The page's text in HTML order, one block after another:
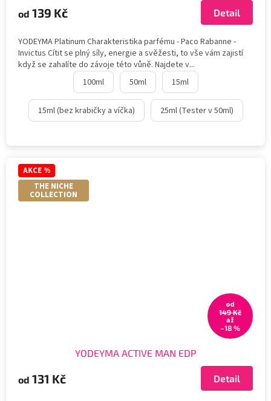
od 139 Kč Detail
YODEYMA Platinum Charakteristika parfému - Paco Rabanne -
Invictus Cítit se plný síly, energie a svěžesti, to vše vám zajistí
když se zahalíte do závoje této vůně. Najdete v...
100ml
50ml 15ml
15ml (bez krabičky a víčka) 25ml (Tester v 50ml)
AKCE %
THE NICHE
COLLECTION
od
149 Kč
až
–18 %
YODEYMA ACTIVE MAN EDP
od 131 Kč Detail